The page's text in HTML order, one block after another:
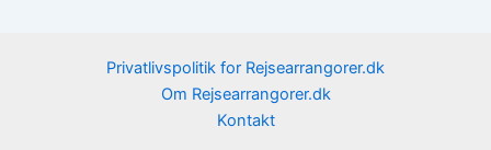
Privatlivspolitik for Rejsearrangorer.dk
Om Rejsearrangorer.dk
Kontakt